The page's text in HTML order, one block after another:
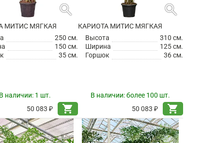
search
МИТИС МЯГКАЯ
250 см.
150 см.
35 см.
наличии: 1 шт.
50 083 ₽
shopping_cart
search
КАРИОТА МИТИС МЯГКАЯ
Высота
310 см.
Ширина
125 см.
Горшок
36 см.
В наличии:более 100 шт.
50 083 ₽
shopping_cart